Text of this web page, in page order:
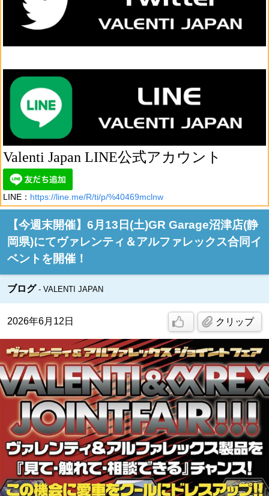
Valenti Japan LINE公式アカウント
LINE： https://line.me/R/ti/p/%40469mclnw
【今週末開催】6月13日(土)GR Garage沼津店(静
岡県)にてヴァレンティ＆アルファレックス合同イ
ベントを開催！
ブログ VALENTI JAPAN
2026年6月12日 クリップ